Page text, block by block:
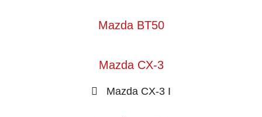
Mazda BT50
Mazda CX-3
Mazda CX-3 I